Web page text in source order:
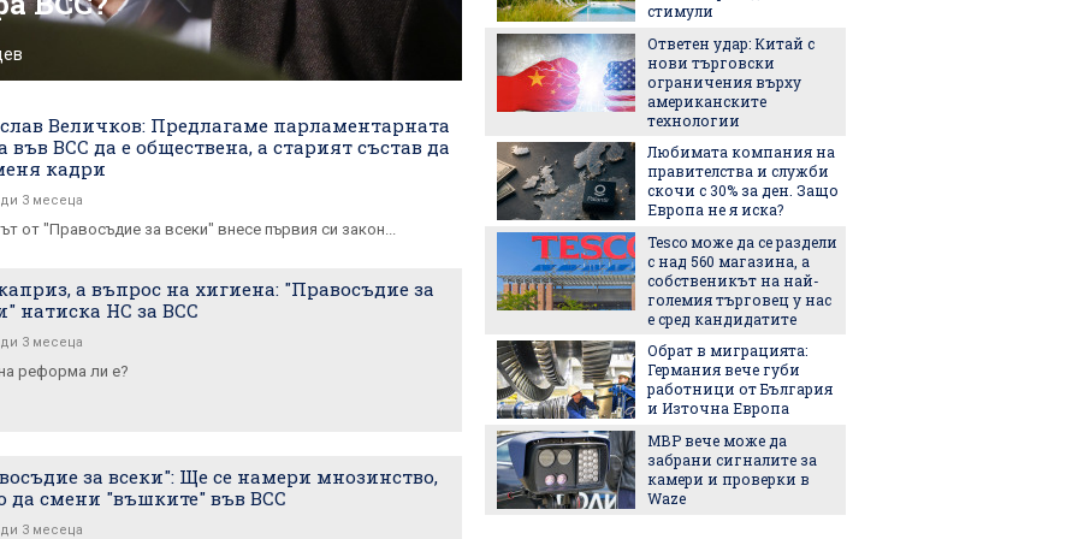
Величков: Предлагаме парламентарната
във ВСС да е обществена, а старият състав да
кадри
3 месеца
от "Правосъдие за всеки" внесе първия си закон...
а въпрос на хигиена: "Правосъдие за
натиска НС за ВСС
3 месеца
реформа ли е?
за всеки": Ще се намери мнозинство,
да смени "въшките" във ВСС
3 месеца
Стотици посрещнаха
Мохамед Салах в Турция
Неймар избухна с нов
скандал след мач в
Вицепрезидентът на
УЕФА: Имаме нужда от
Инфантино
стимули
Ответен удар: Китай с
нови търговски
ограничения върху
американските
технологии
Любимата компания на
правителства и служби
скочи с 30% за ден. Защо
Европа не я иска?
Tesco може да се раздели
с над 560 магазина, а
собственикът на най-
големия търговец у нас
е сред кандидатите
Обрат в миграцията:
Германия вече губи
работници от България
и Източна Европа
МВР вече може да
забрани сигналите за
камери и проверки в
Waze